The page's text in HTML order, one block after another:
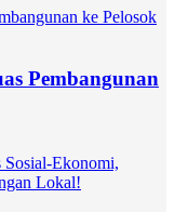
Pembangunan